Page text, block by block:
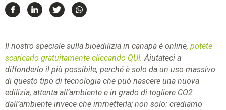
Il nostro speciale sulla bioedilizia in canapa è online, potete
scaricarlo gratuitamente cliccando QUI. Aiutateci a
diffonderlo il più possibile, perché è solo da un uso massivo
di questo tipo di tecnologia che può nascere una nuova
edilizia, attenta all’ambiente e in grado di togliere CO2
dall’ambiente invece che immetterla; non solo: crediamo